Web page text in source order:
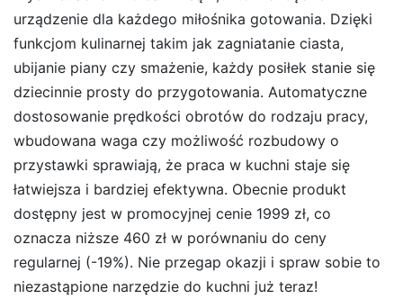
urządzenie dla każdego miłośnika gotowania. Dzięki
funkcjom kulinarnej takim jak zagniatanie ciasta,
ubijanie piany czy smażenie, każdy posiłek stanie się
dziecinnie prosty do przygotowania. Automatyczne
dostosowanie prędkości obrotów do rodzaju pracy,
wbudowana waga czy możliwość rozbudowy o
przystawki sprawiają, że praca w kuchni staje się
łatwiejsza i bardziej efektywna. Obecnie produkt
dostępny jest w promocyjnej cenie 1999 zł, co
oznacza niższe 460 zł w porównaniu do ceny
regularnej (-19%). Nie przegap okazji i spraw sobie to
niezastąpione narzędzie do kuchni już teraz!